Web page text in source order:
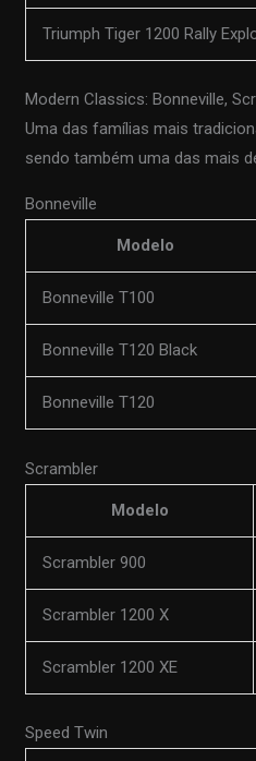
Triumph Tiger 1200 Rally
Modern Classics: Bonneville,
Uma das famílias mais
sendo também uma das mais
Bonneville
Modelo
Bonneville T100
Bonneville T120 Black
Bonneville T120
Scrambler
Modelo
Scrambler 900
Scrambler 1200 X
Scrambler 1200 XE
Speed Twin